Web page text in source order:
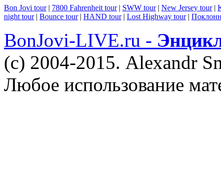
Bon Jovi tour| 7800 Fahrenheit tour| SWW tour| New Jersey tour|
night tour| Bounce tour| HAND tour| Lost Highway tour|
BonJovi-LIVE.ru -
(c) 2004-2015. Alexandr
Любое использование